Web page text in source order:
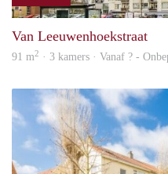
Van Leeuwenhoekstraat
91 m2 · 3 kamers · Vanaf ? -